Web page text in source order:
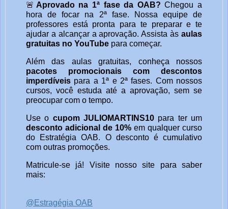
🚨 Aprovado na 1ª fase da OAB? Chegou a
hora de focar na 2ª fase. Nossa equipe de
professores está pronta para te preparar e te
ajudar a alcançar a aprovação. Assista às aulas
gratuitas no YouTube para começar.
Além das aulas gratuitas, conheça nossos
pacotes promocionais com descontos
imperdíveis para a 1ª e 2ª fases. Com nossos
cursos, você estuda até a aprovação, sem se
preocupar com o tempo.
Use o cupom JULIOMARTINS10 para ter um
desconto adicional de 10% em qualquer curso
do Estratégia OAB. O desconto é cumulativo
com outras promoções.
Matricule-se já! Visite nosso site para saber
mais:
@Estragégia OAB